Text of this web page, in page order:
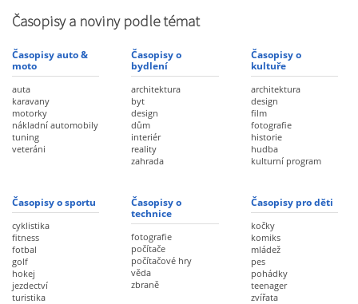
Časopisy a noviny podle témat
Časopisy auto &
moto
auta
karavany
motorky
nákladní automobily
tuning
veteráni
Časopisy o
bydlení
architektura
byt
design
dům
interiér
reality
zahrada
Časopisy o
kultuře
architektura
design
film
fotografie
historie
hudba
kulturní program
Časopisy o sportu
cyklistika
fitness
fotbal
golf
hokej
jezdectví
turistika
Časopisy o
technice
fotografie
počítače
počítačové hry
věda
zbraně
Časopisy pro děti
kočky
komiks
mládež
pes
pohádky
teenager
zvířata